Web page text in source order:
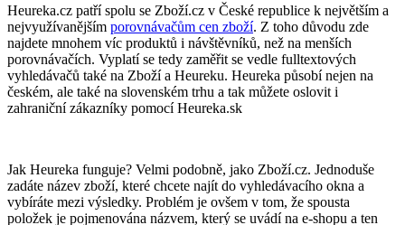
Heureka.cz patří spolu se Zboží.cz v České republice k největším a
nejvyužívanějším porovnávačům cen zboží. Z toho důvodu zde
najdete mnohem víc produktů i návštěvníků, než na menších
porovnávačích. Vyplatí se tedy zaměřit se vedle fulltextových
vyhledávačů také na Zboží a Heureku. Heureka působí nejen na
českém, ale také na slovenském trhu a tak můžete oslovit i
zahraniční zákazníky pomocí Heureka.sk
Jak Heureka funguje? Velmi podobně, jako Zboží.cz. Jednoduše
zadáte název zboží, které chcete najít do vyhledávacího okna a
vybíráte mezi výsledky. Problém je ovšem v tom, že spousta
položek je pojmenována názvem, který se uvádí na e-shopu a ten